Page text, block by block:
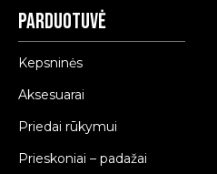
Parduotuvė
Kepsninės
Aksesuarai
Priedai rūkymui
Prieskoniai – padažai